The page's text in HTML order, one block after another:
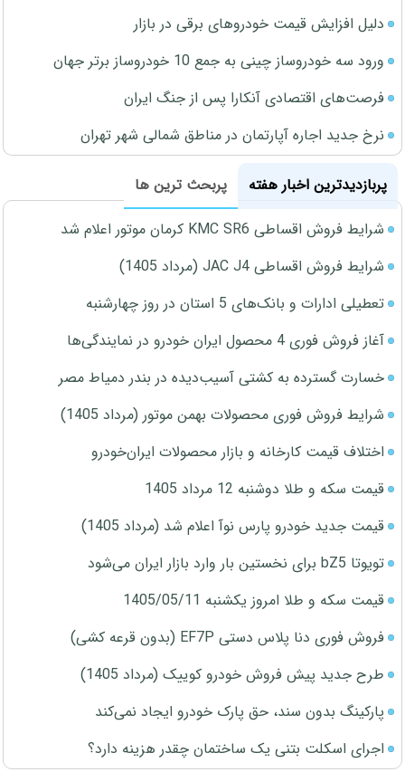
دلیل افزایش قیمت خودروهای برقی در بازار
ورود سه خودروساز چینی به جمع 10 خودروساز برتر جهان
فرصت‌های اقتصادی آنکارا پس از جنگ ایران
نرخ جدید اجاره آپارتمان در مناطق شمالی شهر تهران
پربازدیدترین اخبار هفته
پربحث ترین ها
شرایط فروش اقساطی KMC SR6 کرمان موتور اعلام شد
شرایط فروش اقساطی JAC J4 (مرداد 1405)
تعطیلی ادارات و بانک‌های 5 استان در روز چهارشنبه
آغاز فروش فوری 4 محصول ایران خودرو در نمایندگی‌ها
خسارت گسترده به کشتی آسیب‌دیده در بندر دمیاط مصر
شرایط فروش فوری محصولات بهمن موتور (مرداد 1405)
اختلاف قیمت کارخانه و بازار محصولات ایران‌خودرو
قیمت سکه و طلا دوشنبه 12 مرداد 1405
قیمت جدید خودرو پارس نوآ اعلام شد (مرداد 1405)
تویوتا bZ5 برای نخستین بار وارد بازار ایران می‌شود
قیمت سکه و طلا امروز یکشنبه 1405/05/11
فروش فوری دنا پلاس دستی EF7P (بدون قرعه کشی)
طرح جدید پیش فروش خودرو کوییک (مرداد 1405)
پارکینگ بدون سند، حق پارک خودرو ایجاد نمی‌کند
اجرای اسکلت بتنی یک ساختمان چقدر هزینه دارد؟